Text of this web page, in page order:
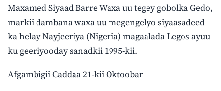
Maxamed Siyaad Barre Waxa uu tegey gobolka Gedo,
markii dambana waxa uu megengelyo siyaasadeed
ka helay Nayjeeriya (Nigeria) magaalada Legos ayuu
ku geeriyooday sanadkii 1995-kii.
Afgambigii Caddaa 21-kii Oktoobar